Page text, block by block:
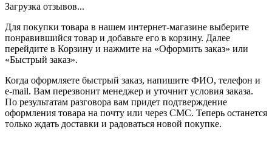
Загрузка отзывов...
Для покупки товара в нашем интернет-магазине выберите
понравившийся товар и добавьте его в корзину. Далее
перейдите в Корзину и нажмите на «Оформить заказ» или
«Быстрый заказ».
Когда оформляете быстрый заказ, напишите ФИО, телефон и
e-mail. Вам перезвонит менеджер и уточнит условия заказа.
По результатам разговора вам придет подтверждение
оформления товара на почту или через СМС. Теперь останется
только ждать доставки и радоваться новой покупке.